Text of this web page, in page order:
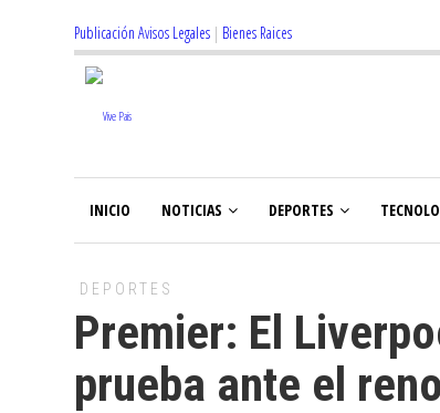
Publicación Avisos Legales | Bienes Raices
INICIO NOTICIAS DEPORTES
DEPORTES
Premier: El
prueba ante el